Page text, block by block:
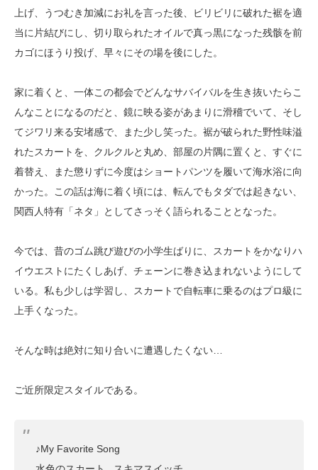
上げ、うつむき加減にお礼を言った後、ビリビリに破れた裾を適
当に片結びにし、切り取られたオイルで真っ黒になった残骸を前
カゴにほうり投げ、早々にその場を後にした。
家に着くと、一体この都会でどんなサバイバルを生き抜いたらこ
んなことになるのだと、鏡に映る姿があまりに滑稽でいて、そし
てジワリ来る安堵感で、また少し笑った。裾が破られた野性味溢
れたスカートを、クルクルと丸め、部屋の片隅に置くと、すぐに
着替え、また懲りずに今度はショートパンツを履いて海水浴に向
かった。この話は海に着く頃には、転んでもタダでは起きない、
関西人特有「ネタ」としてさっそく語られることとなった。
今では、昔のゴム跳び遊びの小学生ばりに、スカートをかなりハ
イウエストにたくしあげ、チェーンに巻き込まれないようにして
いる。私も少しは学習し、スカートで自転車に乗るのはプロ級に
上手くなった。
そんな時は絶対に知り合いに遭遇したくない…
ご近所限定スタイルである。
♪My Favorite Song